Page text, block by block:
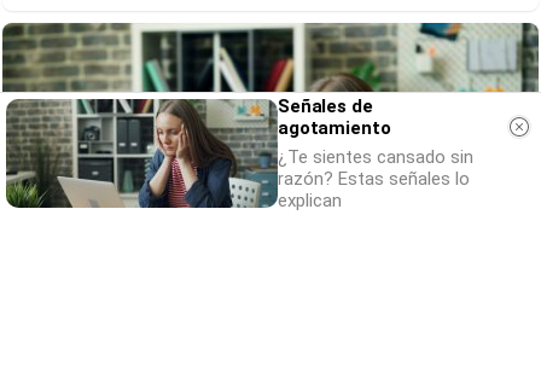
Señales de
agotamiento
¿Te sientes cansado sin
razón? Estas señales lo
explican